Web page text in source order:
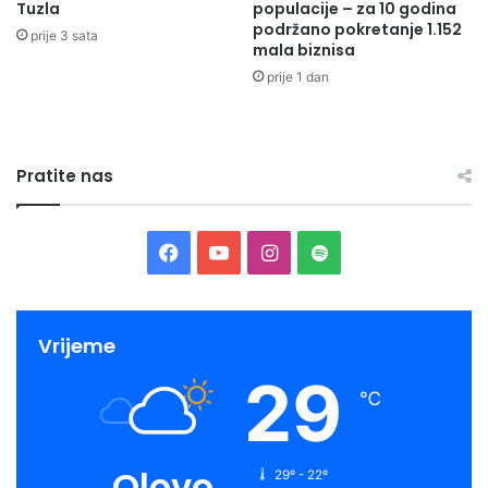
Tuzla
prije 3 sata
populacije – za 10 godina
podržano pokretanje 1.152
mala biznisa
prije 1 dan
Pratite nas
Facebook
YouTubeInstagram
Spotify
Vrijeme
29 ℃
29º - 22º